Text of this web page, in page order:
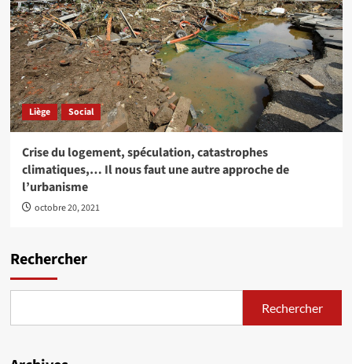
Liège Social
Crise du logement, spéculation, catastrophes
climatiques,… Il nous faut une autre approche de
l’urbanisme
octobre 20, 2021
Rechercher
Rechercher